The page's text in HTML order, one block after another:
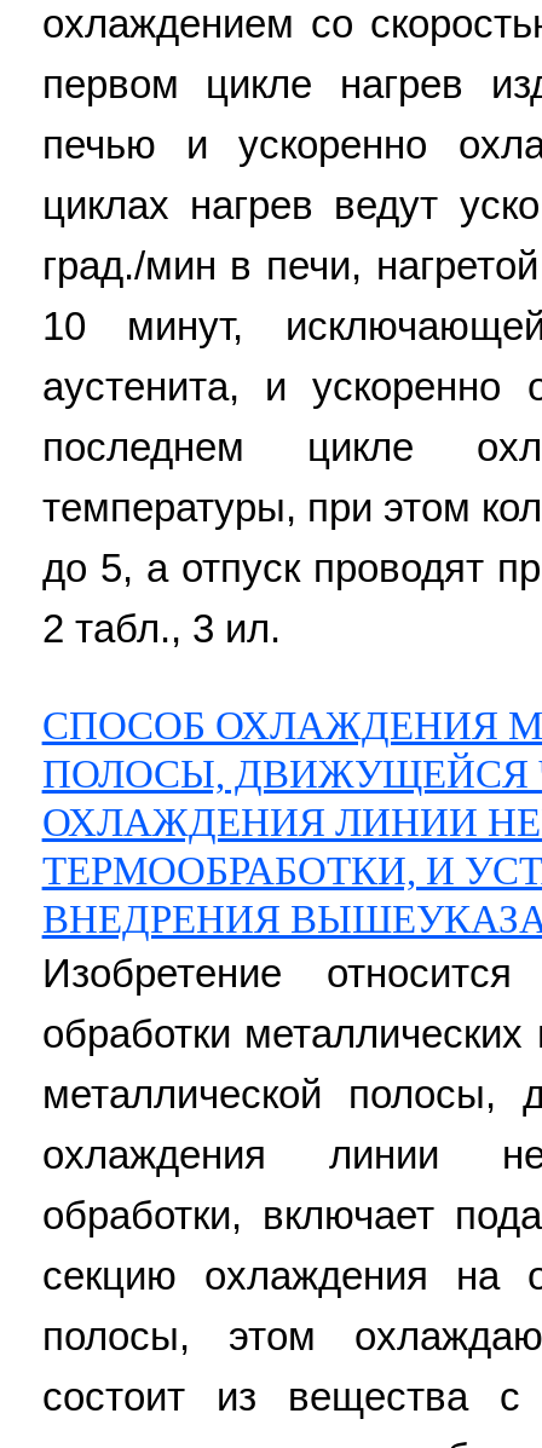
охлаждением со
первом цикле нагрев
печью и ускоренно
циклах нагрев ведут
град./мин в печи,
10 минут,
аустенита, и
последнем цикле
температуры, при этом
до 5, а отпуск проводят
2 табл., 3 ил.
СПОСОБ ОХЛАЖДЕНИЯ
ПОЛОСЫ, ДВИЖУЩЕЙСЯ
ОХЛАЖДЕНИЯ ЛИНИИ
ТЕРМООБРАБОТКИ, И
ВНЕДРЕНИЯ
Изобретение
обработки
металлической полосы,
охлаждения линии
обработки, включает
секцию охлаждения на
полосы, этом
состоит из вещества